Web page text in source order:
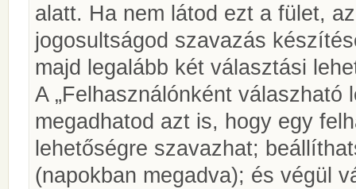
alatt. Ha nem látod ezt a fület,
jogosultságod szavazás
majd legalább két választási
A „Felhasználónként válaszható
megadhatod azt is, hogy egy
lehetőségre szavazhat;
(napokban megadva); és végül